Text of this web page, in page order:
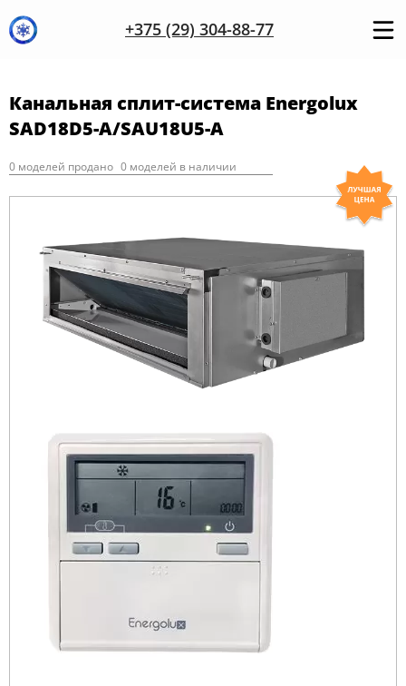
+375 (29) 304-88-77
Канальная сплит-система Energolux
SAD18D5-A/SAU18U5-A
0 моделей продано 0 моделей в наличии